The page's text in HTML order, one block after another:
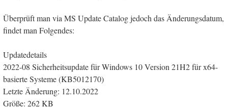
Überprüft man via MS Update Catalog jedoch das Änderungsdatum,
findet man Folgendes:
Updatedetails
2022-08 Sicherheitsupdate für Windows 10 Version 21H2 für x64-
basierte Systeme (KB5012170)
Letzte Änderung: 12.10.2022
Größe: 262 KB